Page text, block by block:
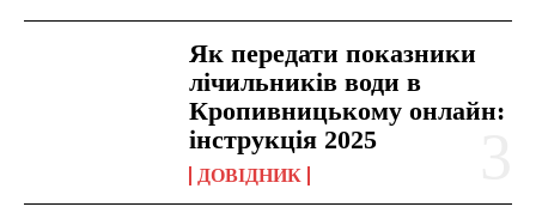
Як передати показники
лічильників води в
Кропивницькому онлайн:
інструкція 2025
ДОВІДНИК